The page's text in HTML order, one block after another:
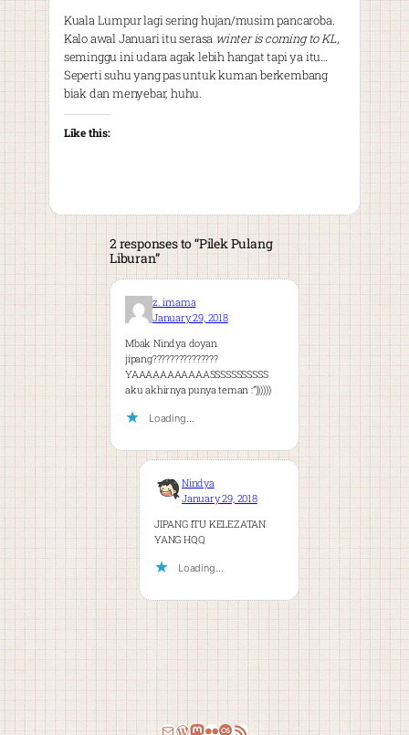
Kuala Lumpur lagi sering hujan/musim pancaroba.
Kalo awal Januari itu serasa winter is coming to KL,
seminggu ini udara agak lebih hangat tapi ya itu…
Seperti suhu yang pas untuk kuman berkembang
biak dan menyebar, huhu.
Like this:
2 responses to “Pilek Pulang
Liburan”
z. imama
January 29, 2018
Mbak Nindya doyan
jipang???????????????
YAAAAAAAAAAASSSSSSSSSSS
aku akhirnya punya teman :”))))))
Loading…
Nindya
January 29, 2018
JIPANG ITU KELEZATAN
YANG HQQ
Loading…
Email
WordPress
Mastodon
Flickr
Last.fm
RSS Feed